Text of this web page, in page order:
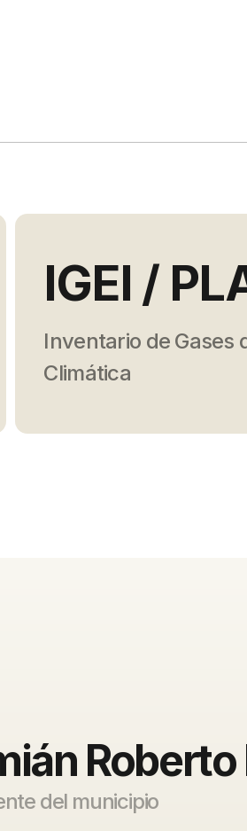
IGEI /
Inventario de Gases
Climática
del municipio